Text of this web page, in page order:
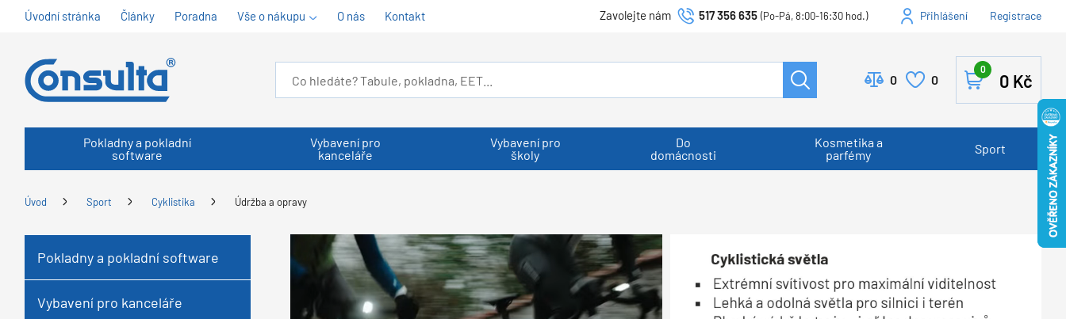
Úvodní stránka Články Poradna Vše o nákupu O nás Kontakt Zavolejte nám 517 356 635 (Po-Pá, 8:00-16:30 hod.) Přihlášení Registrace
0 0 0 Kč
0
Pokladny a pokladní
software
Vybavení pro
kanceláře
Vybavení pro
školy
Do
domácnosti
Kosmetika a
parfémy
Sport
Úvod Sport Cyklistika Údržba a opravy
Pokladny a pokladní software
Vybavení pro kanceláře